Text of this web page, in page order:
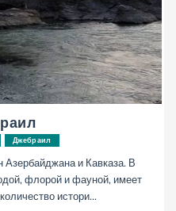
Джебраил
Азербайджана и Кавказа. В
флорой и фауной, имеет
истори...